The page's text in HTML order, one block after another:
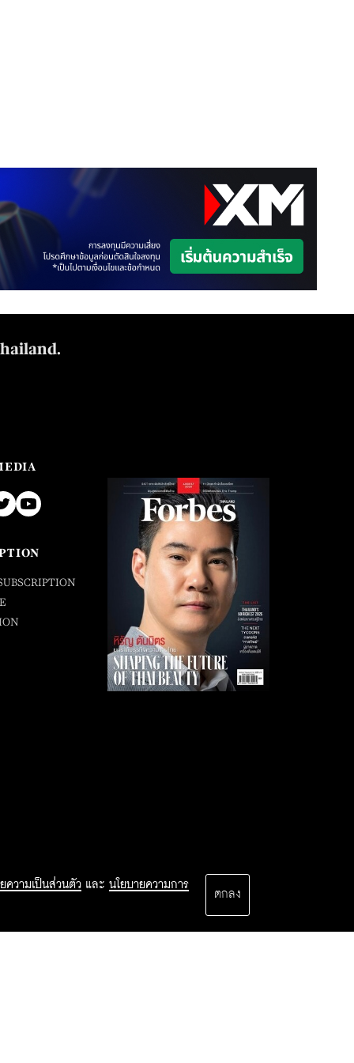
ความเป็นส่วนตัว และ นโยบายความการ
ตกลง